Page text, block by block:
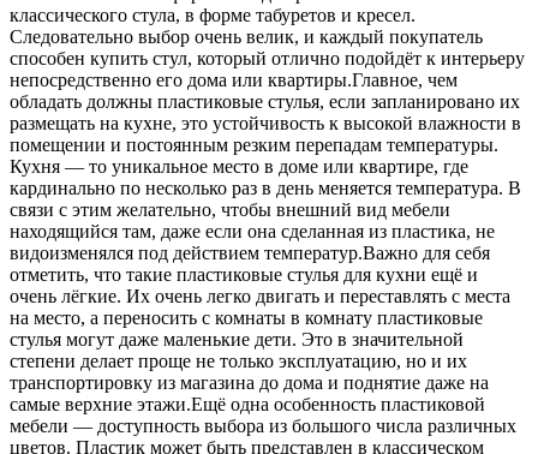
классического стула, в форме табуретов и кресел.
Следовательно выбор очень велик, и каждый покупатель
способен купить стул, который отлично подойдёт к интерьеру
непосредственно его дома или квартиры.Главное, чем
обладать должны пластиковые стулья, если запланировано их
размещать на кухне, это устойчивость к высокой влажности в
помещении и постоянным резким перепадам температуры.
Кухня — то уникальное место в доме или квартире, где
кардинально по несколько раз в день меняется температура. В
связи с этим желательно, чтобы внешний вид мебели
находящийся там, даже если она сделанная из пластика, не
видоизменялся под действием температур.Важно для себя
отметить, что такие пластиковые стулья для кухни ещё и
очень лёгкие. Их очень легко двигать и переставлять с места
на место, а переносить с комнаты в комнату пластиковые
стулья могут даже маленькие дети. Это в значительной
степени делает проще не только эксплуатацию, но и их
транспортировку из магазина до дома и поднятие даже на
самые верхние этажи.Ещё одна особенность пластиковой
мебели — доступность выбора из большого числа различных
цветов. Пластик может быть представлен в классическом